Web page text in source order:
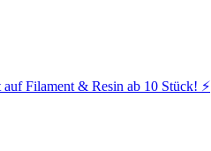
auf Filament & Resin ab 10 Stück! ⚡️